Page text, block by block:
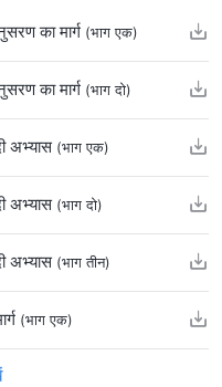
का मार्ग (भाग एक)
का मार्ग (भाग दो)
अभ्यास (भाग एक)
अभ्यास (भाग दो)
अभ्यास (भाग तीन)
(भाग एक)